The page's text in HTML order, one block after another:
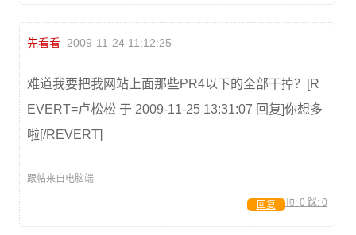
先看看 2009-11-24 11:12:25
难道我要把我网站上面那些PR4以下的全部干掉？[R
EVERT=卢松松 于 2009-11-25 13:31:07 回复]你想多
啦[/REVERT]
跟帖来自电脑端
顶: 0 踩: 0
回复